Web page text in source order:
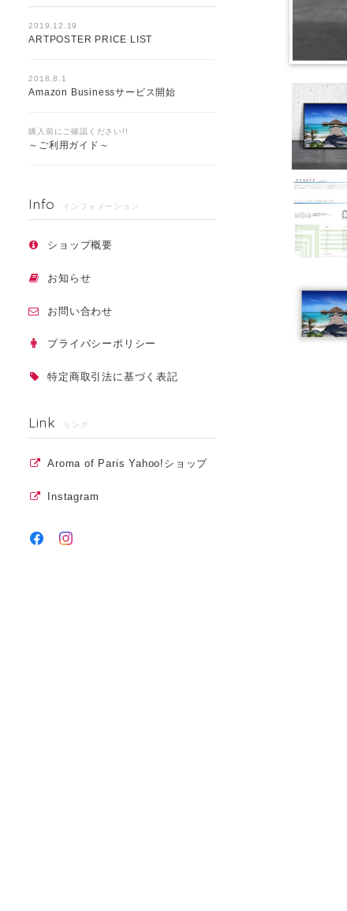
2019.12.19
ARTPOSTER PRICE LIST
2018.8.1
Amazon Businessサービス開始
購入前にご確認ください!!
～ご利用ガイド～
Info インフォメーション
ショップ概要
お知らせ
お問い合わせ
プライバシーポリシー
特定商取引法に基づく表記
Link リンク
Aroma of Paris Yahoo!ショップ
Instagram